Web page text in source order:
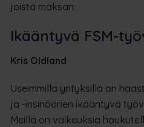
joista maksan.
Ikääntyvä FSM-
Kris Oldland
Useimmilla yrityksillä on
ja -insinöörien ikääntyvä
Meillä on vaikeuksia